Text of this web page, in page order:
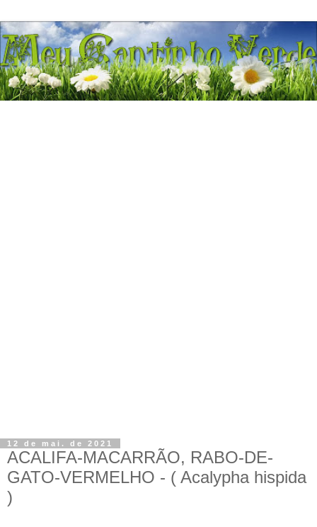
12 de mai. de 2021
ACALIFA-MACARRÃO, RABO-DE-
GATO-VERMELHO - ( Acalypha hispida
)